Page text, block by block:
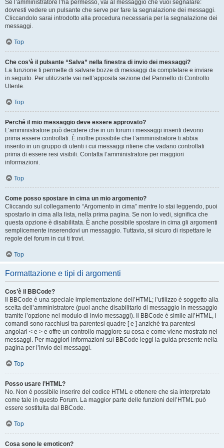
Se l’amministratore l’ha permesso, vai al messaggio che vuoi segnalare:
dovresti vedere un pulsante che serve per fare la segnalazione dei messaggi.
Cliccandolo sarai introdotto alla procedura necessaria per la segnalazione dei
messaggi.
Top
Che cos’è il pulsante “Salva” nella finestra di invio dei messaggi?
La funzione ti permette di salvare bozze di messaggi da completare e inviare
in seguito. Per utilizzarle vai nell’apposita sezione del Pannello di Controllo
Utente.
Top
Perché il mio messaggio deve essere approvato?
L’amministratore può decidere che in un forum i messaggi inseriti devono
prima essere controllati. È inoltre possibile che l’amministratore ti abbia
inserito in un gruppo di utenti i cui messaggi ritiene che vadano controllati
prima di essere resi visibili. Contatta l’amministratore per maggiori
informazioni.
Top
Come posso spostare in cima un mio argomento?
Cliccando sul collegamento “Argomento in cima” mentre lo stai leggendo, puoi
spostarlo in cima alla lista, nella prima pagina. Se non lo vedi, significa che
questa opzione è disabilitata. È anche possibile spostare in cima gli argomenti
semplicemente inserendovi un messaggio. Tuttavia, sii sicuro di rispettare le
regole del forum in cui ti trovi.
Top
Formattazione e tipi di argomenti
Cos’è il BBCode?
Il BBCode è una speciale implementazione dell’HTML; l’utilizzo è soggetto alla
scelta dell’amministratore (puoi anche disabilitarlo di messaggio in messaggio
tramite l’opzione nel modulo di invio messaggi). Il BBCode è simile all’HTML, i
comandi sono racchiusi tra parentesi quadre [ e ] anziché tra parentesi
angolari < e > e offre un controllo maggiore su cosa e come viene mostrato nei
messaggi. Per maggiori informazioni sul BBCode leggi la guida presente nella
pagina per l’invio dei messaggi.
Top
Posso usare l’HTML?
No. Non è possibile inserire del codice HTML e ottenere che sia interpretato
come tale in questo Forum. La maggior parte delle funzioni dell’HTML può
essere sostituita dal BBCode.
Top
Cosa sono le emoticon?